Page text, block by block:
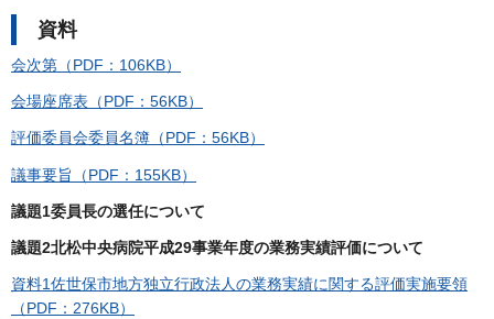
資料
会次第（PDF：106KB）
会場座席表（PDF：56KB）
評価委員会委員名簿（PDF：56KB）
議事要旨（PDF：155KB）
議題1委員長の選任について
議題2北松中央病院平成29事業年度の業務実績評価について
資料1佐世保市地方独立行政法人の業務実績に関する評価実施要領
（PDF：276KB）